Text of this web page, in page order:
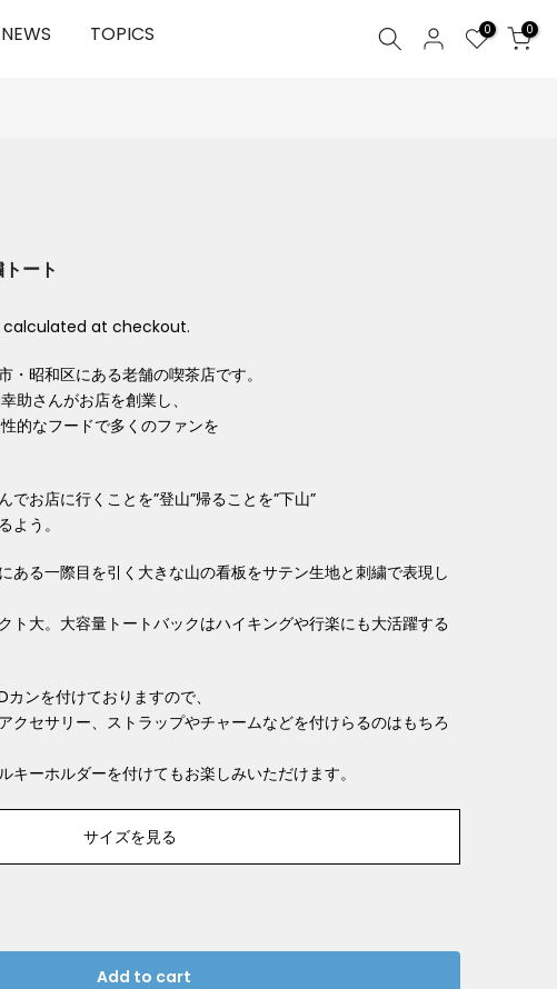
NEWS TOPICS 0 0
ート
calculated at checkout.
・昭和区にある老舗の喫茶店です。
助さんがお店を創業し、
的なフードで多くのファンを
でお店に行くことを”登山”帰ることを”下山”
よう。
ある一際目を引く大きな山の看板をサテン生地と刺繍で表現し
ト大。大容量トートバックはハイキングや行楽にも大活躍する
ンを付けておりますので、
クセサリー、ストラップやチャームなどを付けらるのはもちろ
キーホルダーを付けてもお楽しみいただけます。
サイズを見る
Add to cart